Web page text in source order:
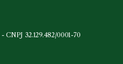
CNPJ 32.129.482/0001-70